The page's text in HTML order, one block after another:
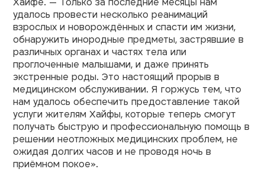
удалось провести несколько реанимаций
взрослых и новорождённых и спасти им жизни,
обнаружить инородные предметы, застрявшие в
различных органах и частях тела или
проглоченные малышами, и даже принять
экстренные роды. Это настоящий прорыв в
медицинском обслуживании. Я горжусь тем, что
нам удалось обеспечить предоставление такой
услуги жителям Хайфы, которые теперь смогут
получать быструю и профессиональную помощь в
решении неотложных медицинских проблем, не
ожидая долгих часов и не проводя ночь в
приёмном покое».